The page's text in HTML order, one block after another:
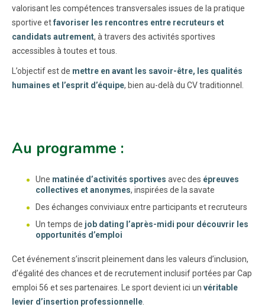
valorisant les compétences transversales issues de la pratique
sportive etfavoriser les rencontres entre recruteurs et
candidats autrement, à travers des activités sportives
accessibles à toutes et tous.
L’objectif est de mettre en avant les savoir-être, les qualités
humaines et l’esprit d’équipe, bien au-delà du CV traditionnel.
Au programme :
Une matinée d’activités sportives avec des épreuves
collectives et anonymes, inspirées de la savate
Des échanges conviviaux entre participants et recruteurs
Un temps de job dating l’après-midi pour découvrir les
opportunités d’emploi
Cet événement s’inscrit pleinement dans les valeurs d’inclusion,
d’égalité des chances et de recrutement inclusif portées par Cap
emploi 56 et ses partenaires. Le sport devient ici un véritable
levier d’insertion professionnelle